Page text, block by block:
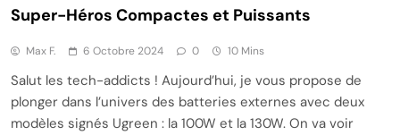
Super-Héros Compactes et Puissants
Max F. 6 Octobre 2024 0 10 Mins
Salut les tech-addicts ! Aujourd’hui, je vous propose de
plonger dans l’univers des batteries externes avec deux
modèles signés Ugreen : la 100W et la 130W. On va voir